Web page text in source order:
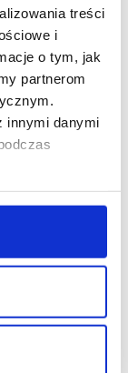
treści
i
o tym, jak
partnerom
innymi danymi